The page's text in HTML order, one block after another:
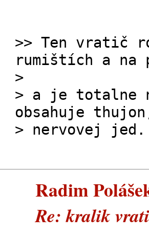
>> Ten vratič
rumištích a na
>
> a je totalne
obsahuje
> nervovej jed.
Radim
Re: kralik